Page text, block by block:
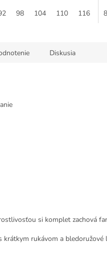
98 104 110 116 80
Diskusia
si komplet zachová
rukávom a bledoružové